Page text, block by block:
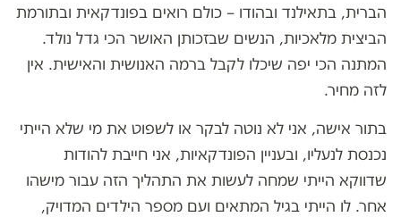
הברית, בתאילנד ובהודו – כולם רואים בפונדקאית ובתורמת
הביצית מלאכיות, הנשים שבזכותן האושר הכי גדל נולד.
המתנה הכי יפה שיכלו לקבל ברמה האנושית והאישית. אין
לזה מחיר.
בתור אישה, אני לא נוטה לבקר או לשפוט את מי שלא הייתי
נכנסת לנעליו, ובעניין הפונדקאיות, אני חייבת להודות
שדווקא הייתי שמחה לעשות את התהליך הזה עבור מישהו
אחר. לו הייתי בגיל המתאים ועם מספר הילדים המדויק,